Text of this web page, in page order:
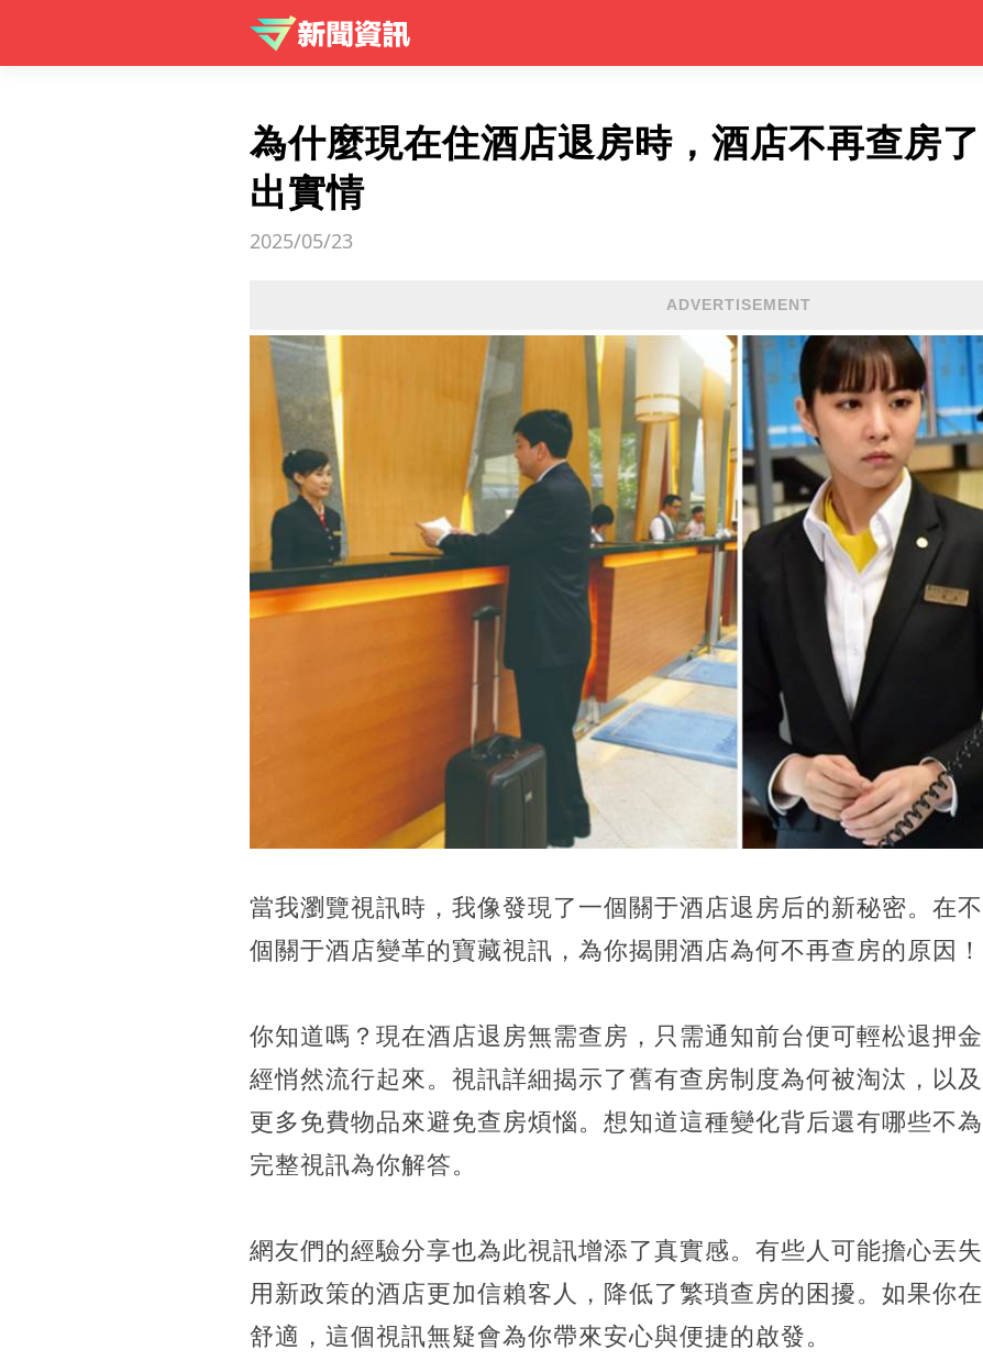
為什麼現在住酒店退房時，酒店不再查房
出實情
2025/05/23
ADVERTISEMENT
當我瀏覽視訊時，我像發現了一個關于酒店退房后的新秘密。在
個關于酒店變革的寶藏視訊，為你揭開酒店為何不再查房的原因！
你知道嗎？現在酒店退房無需查房，只需通知前台便可輕松退押
經悄然流行起來。視訊詳細揭示了舊有查房制度為何被淘汰，以
更多免費物品來避免查房煩惱。想知道這種變化背后還有哪些不
完整視訊為你解答。
網友們的經驗分享也為此視訊增添了真實感。有些人可能擔心丟
用新政策的酒店更加信賴客人，降低了繁瑣查房的困擾。如果你
舒適，這個視訊無疑會為你帶來安心與便捷的啟發。